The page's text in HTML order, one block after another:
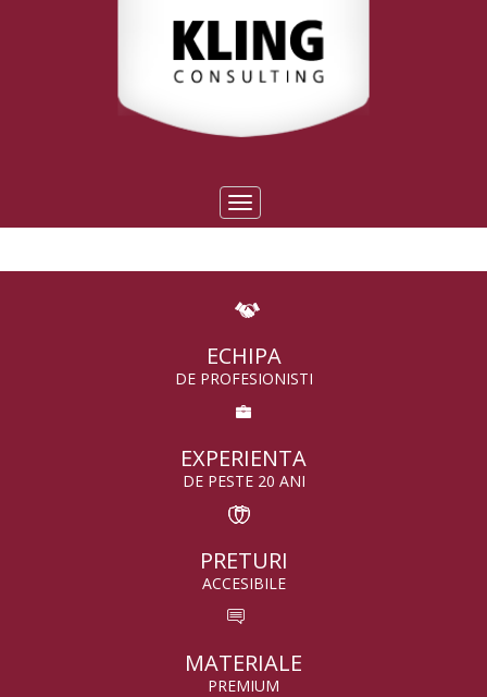
Toggle
navigation
ECHIPA
DE PROFESIONISTI
EXPERIENTA
DE PESTE 20 ANI
PRETURI
ACCESIBILE
MATERIALE
PREMIUM